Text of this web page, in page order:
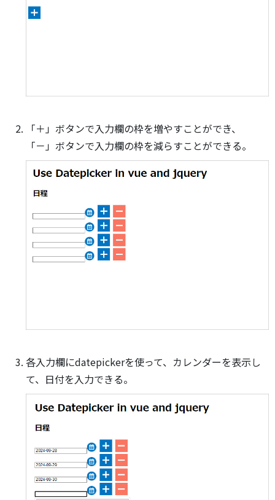
「＋」ボタンで入力欄の枠を増やすことができ、
「－」ボタンで入力欄の枠を減らすことができる。
各入力欄にdatepickerを使って、カレンダーを表示し
て、日付を入力できる。